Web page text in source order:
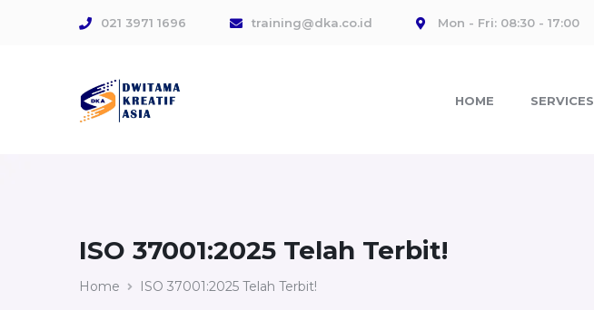
021 3971 1696 training@dka.co.id Mon - Fri: 08:30 - 17:00
HOME SERVICES
ISO 37001:2025 Telah Terbit!
Home ISO 37001:2025 Telah Terbit!